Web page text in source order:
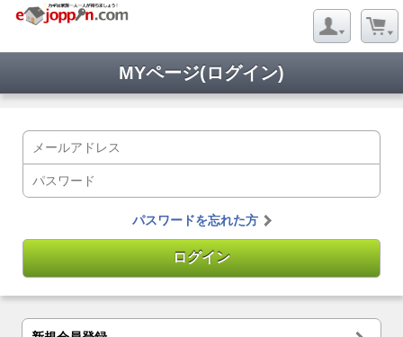
MYページ(ログイン)
パスワードを忘れた方